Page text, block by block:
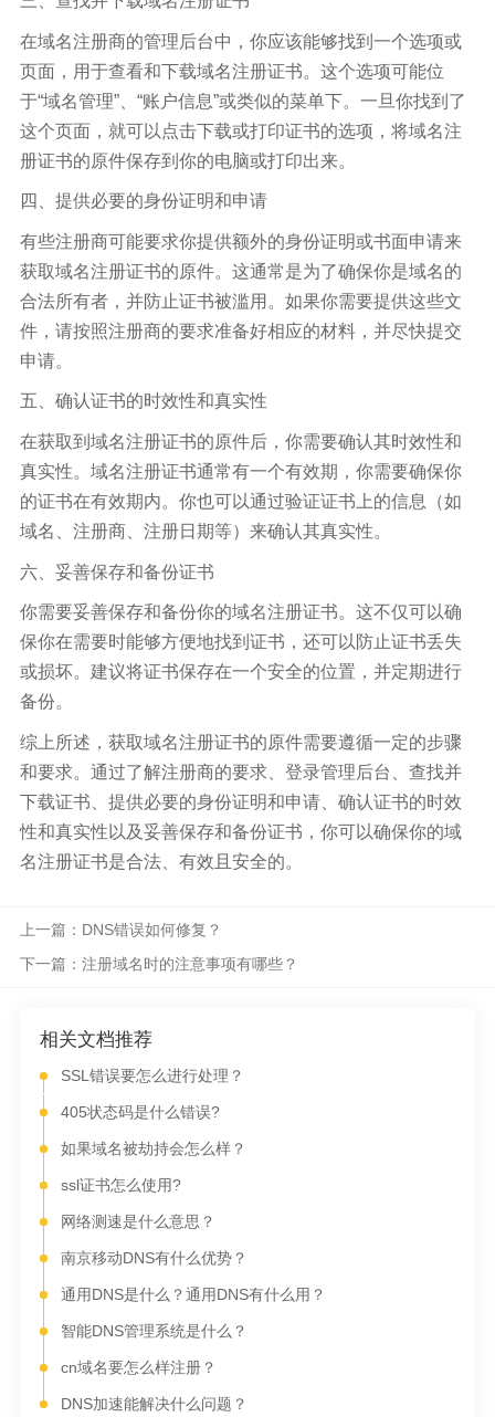
在域名注册商的管理后台中，你应该能够找到一个选项或
页面，用于查看和下载域名注册证书。这个选项可能位
于“域名管理”、“账户信息”或类似的菜单下。一旦你找到了
这个页面，就可以点击下载或打印证书的选项，将域名注
册证书的原件保存到你的电脑或打印出来。
四、提供必要的身份证明和申请
有些注册商可能要求你提供额外的身份证明或书面申请来
获取域名注册证书的原件。这通常是为了确保你是域名的
合法所有者，并防止证书被滥用。如果你需要提供这些文
件，请按照注册商的要求准备好相应的材料，并尽快提交
申请。
五、确认证书的时效性和真实性
在获取到域名注册证书的原件后，你需要确认其时效性和
真实性。域名注册证书通常有一个有效期，你需要确保你
的证书在有效期内。你也可以通过验证证书上的信息（如
域名、注册商、注册日期等）来确认其真实性。
六、妥善保存和备份证书
你需要妥善保存和备份你的域名注册证书。这不仅可以确
保你在需要时能够方便地找到证书，还可以防止证书丢失
或损坏。建议将证书保存在一个安全的位置，并定期进行
备份。
综上所述，获取域名注册证书的原件需要遵循一定的步骤
和要求。通过了解注册商的要求、登录管理后台、查找并
下载证书、提供必要的身份证明和申请、确认证书的时效
性和真实性以及妥善保存和备份证书，你可以确保你的域
名注册证书是合法、有效且安全的。
上一篇：DNS错误如何修复？
下一篇：注册域名时的注意事项有哪些？
相关文档推荐
SSL错误要怎么进行处理？
405状态码是什么错误?
如果域名被劫持会怎么样？
ssl证书怎么使用?
网络测速是什么意思？
南京移动DNS有什么优势？
通用DNS是什么？通用DNS有什么用？
智能DNS管理系统是什么？
cn域名要怎么样注册？
DNS加速能解决什么问题？